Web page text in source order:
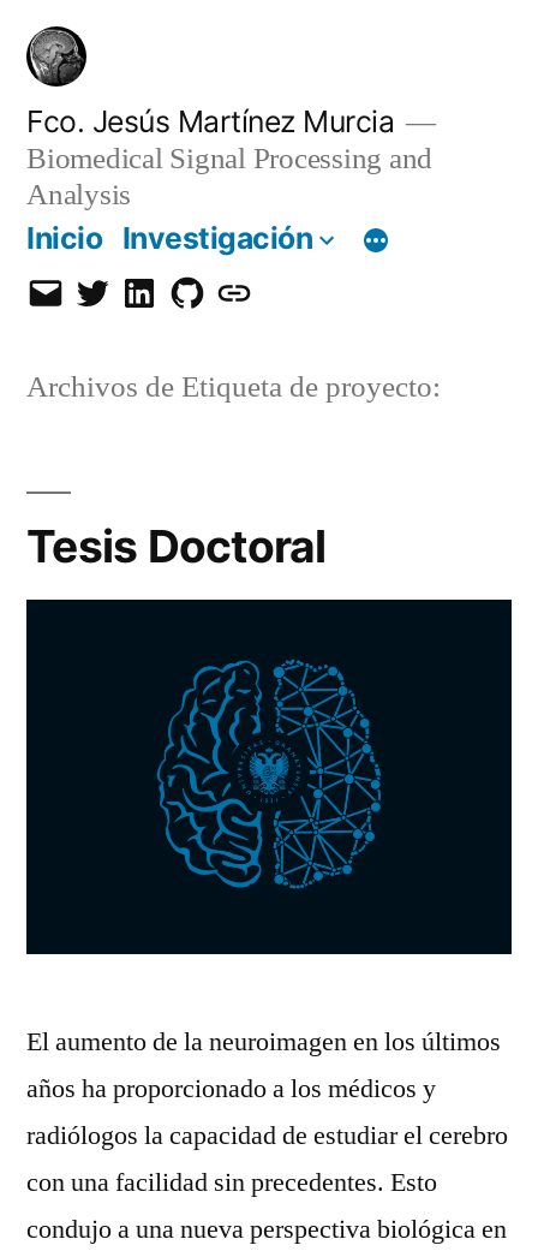
Saltar
contenido
Fco. Jesús Martínez Murcia
Biomedical Signal Processing and
Analysis
Inicio Investigación
EmailTwitterLinkedInGitHub
Orcid
Archivos de Etiqueta de proyecto:
Tesis Doctoral
El aumento de la neuroimagen en los últimos
años ha proporcionado a los médicos y
radiólogos la capacidad de estudiar el cerebro
con una facilidad sin precedentes. Esto
condujo a una nueva perspectiva biológica en